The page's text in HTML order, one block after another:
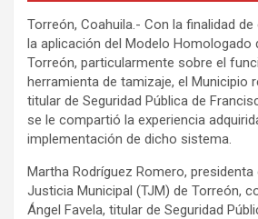
Torreón, Coahuila.- Con la finalidad
la aplicación del Modelo Homologado
Torreón, particularmente sobre el
herramienta de tamizaje, el Municipio
titular de Seguridad Pública de
se le compartió la experiencia
implementación de dicho sistema.
Martha Rodríguez Romero, presidenta
Justicia Municipal (TJM) de Torreón,
Ángel Favela, titular de Seguridad